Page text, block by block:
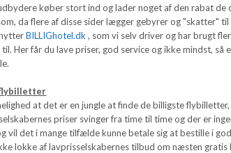
køber stort ind og lader noget af den rabat de
da flere af disse sider lægger gebyrer og "skatter" til
BILLIGhotel.dk , som vi selv driver og har brugt
Her får du lave priser, god service og ikke mindst, så
at det er en jungle at finde de billigste
priser svinger fra time til time og der er
vil det i mange tilfælde kunne betale sig at bestille i
lokke af lavprisselskabernes tilbud om næsten gratis